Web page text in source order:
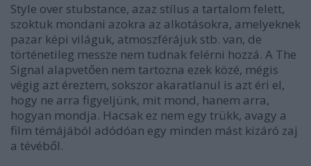
Style over stubstance, azaz stílus a tartalom felett,
szoktuk mondani azokra az alkotásokra, amelyeknek
pazar képi világuk, atmoszférájuk stb. van, de
történetileg messze nem tudnak felérni hozzá. A The
Signal alapvetően nem tartozna ezek közé, mégis
végig azt éreztem, sokszor akaratlanul is azt éri el,
hogy ne arra figyeljünk, mit mond, hanem arra,
hogyan mondja. Hacsak ez nem egy trükk, avagy a
film témájából adódóan egy minden mást kizáró zaj
a tévéből.